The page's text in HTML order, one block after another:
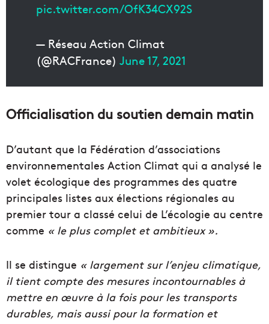
pic.twitter.com/OfK34CX92S
— Réseau Action Climat
(@RACFrance) June 17, 2021
Officialisation du soutien demain matin
D’autant que la Fédération d’associations
environnementales Action Climat qui a analysé le
volet écologique des programmes des quatre
principales listes aux élections régionales au
premier tour a classé celui de L’écologie au centre
comme « le plus complet et ambitieux ».
Il se distingue « largement sur l’enjeu climatique,
il tient compte des mesures incontournables à
mettre en œuvre à la fois pour les transports
durables, mais aussi pour la formation et